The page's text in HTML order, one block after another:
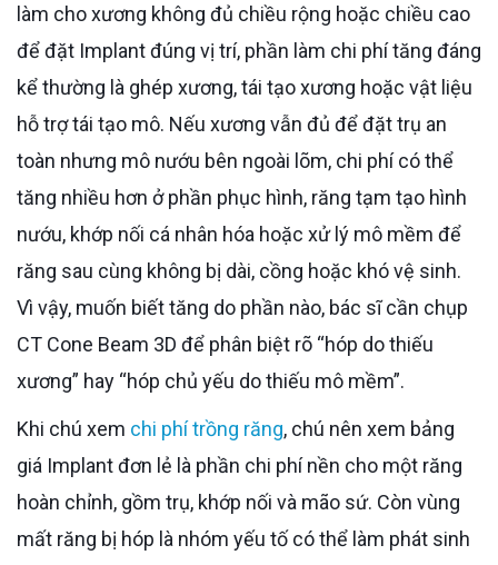
làm cho xương không đủ chiều rộng hoặc chiều cao
để đặt Implant đúng vị trí, phần làm chi phí tăng đáng
kể thường là ghép xương, tái tạo xương hoặc vật liệu
hỗ trợ tái tạo mô. Nếu xương vẫn đủ để đặt trụ an
toàn nhưng mô nướu bên ngoài lõm, chi phí có thể
tăng nhiều hơn ở phần phục hình, răng tạm tạo hình
nướu, khớp nối cá nhân hóa hoặc xử lý mô mềm để
răng sau cùng không bị dài, cồng hoặc khó vệ sinh.
Vì vậy, muốn biết tăng do phần nào, bác sĩ cần chụp
CT Cone Beam 3D để phân biệt rõ “hóp do thiếu
xương” hay “hóp chủ yếu do thiếu mô mềm”.
Khi chú xem chi phí trồng răng, chú nên xem bảng
giá Implant đơn lẻ là phần chi phí nền cho một răng
hoàn chỉnh, gồm trụ, khớp nối và mão sứ. Còn vùng
mất răng bị hóp là nhóm yếu tố có thể làm phát sinh